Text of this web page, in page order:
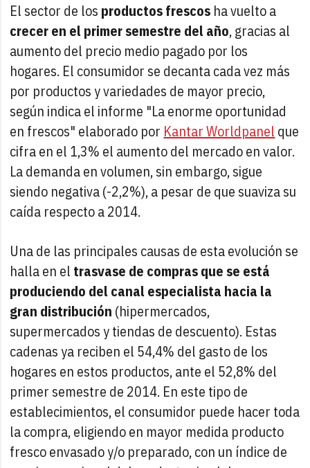
El sector de los productos frescos ha vuelto a
crecer en el primer semestre del año, gracias al
aumento del precio medio pagado por los
hogares. El consumidor se decanta cada vez más
por productos y variedades de mayor precio,
según indica el informe "La enorme oportunidad
en frescos" elaborado por Kantar Worldpanel que
cifra en el 1,3% el aumento del mercado en valor.
La demanda en volumen, sin embargo, sigue
siendo negativa (-2,2%), a pesar de que suaviza su
caída respecto a 2014.
Una de las principales causas de esta evolución se
halla en el trasvase de compras que se está
produciendo del canal especialista hacia la
gran distribución (hipermercados,
supermercados y tiendas de descuento). Estas
cadenas ya reciben el 54,4% del gasto de los
hogares en estos productos, ante el 52,8% del
primer semestre de 2014. En este tipo de
establecimientos, el consumidor puede hacer toda
la compra, eligiendo en mayor medida producto
fresco envasado y/o preparado, con un índice de